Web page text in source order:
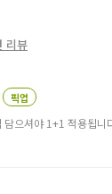
리뷰
픽업
담으셔야 1+1 적용됩니